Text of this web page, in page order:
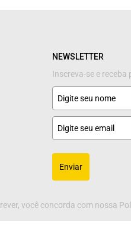
NEWSLETTER
Inscreva-se e receba
Enviar
você concorda com nossa